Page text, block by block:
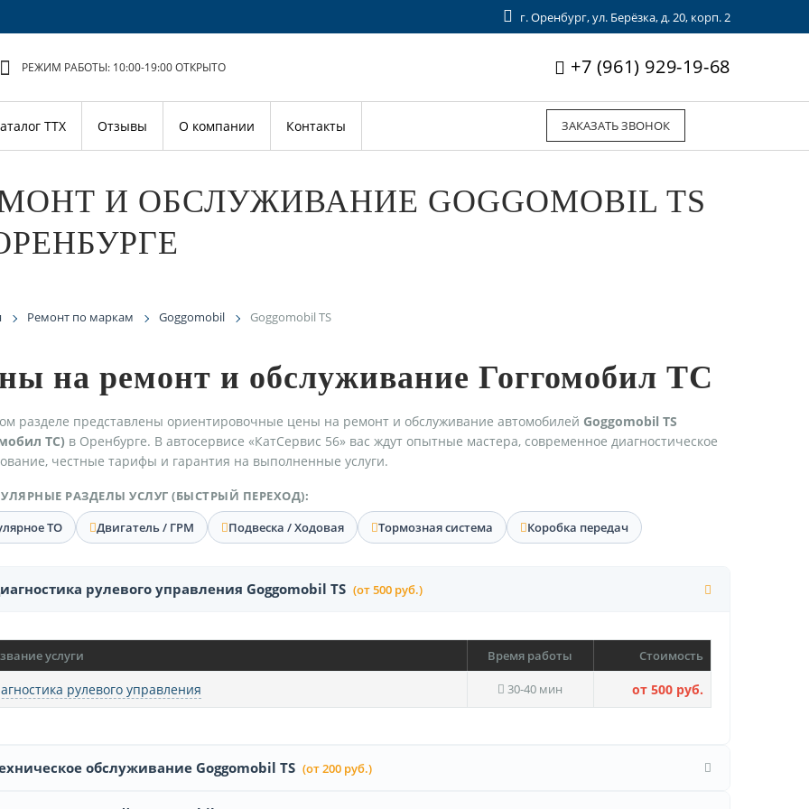
г. Оренбург, ул. Берёзка, д. 20, корп. 2
+7 (961) 929-19-68
РЕЖИМ РАБОТЫ: 10:00-19:00ОТКРЫТО
ЗАКАЗАТЬ ЗВОНОК
ТТХ Отзывы О компании Контакты
И ОБСЛУЖИВАНИЕ GOGGOMOBIL TS
Ремонт по маркам Goggomobil Goggomobil TS
на ремонт и обслуживание Гоггомобил ТС
разделе представлены ориентировочные цены на ремонт и обслуживание автомобилей Goggomobil TS
ТС) в Оренбурге. В автосервисе «КатСервис 56» вас ждут опытные мастера, современное диагностическое
честные тарифы и гарантия на выполненные услуги.
РАЗДЕЛЫ УСЛУГ (БЫСТРЫЙ ПЕРЕХОД):
ТО
Двигатель / ГРМ Подвеска / Ходовая Тормозная система Коробка передач
рулевого управления Goggomobil TS (от 500 руб.)
услуги Время работы Стоимость
рулевого управления 30-40 мин от 500 руб.
обслуживание Goggomobil TS (от 200 руб.)